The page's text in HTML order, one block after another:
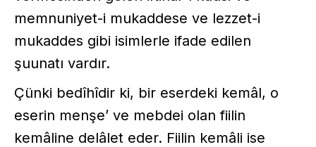
memnuniyet-i mukaddese ve lezzet-i
mukaddes gibi isimlerle ifade edilen
şuunatı vardır.
Çünki bedîhîdir ki, bir eserdeki kemâl, o
eserin menşe’ ve mebdei olan fiilin
kemâline delâlet eder. Fiilin kemâli ise